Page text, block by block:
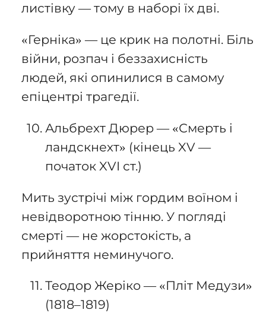
листівку — тому в наборі їх дві.
«Герніка» — це крик на полотні. Біль
війни, розпач і беззахисність
людей, які опинилися в самому
епіцентрі трагедії.
Альбрехт Дюрер — «Смерть і
ландскнехт» (кінець XV —
початок XVI ст.)
Мить зустрічі між гордим воїном і
невідворотною тінню. У погляді
смерті — не жорстокість, а
прийняття неминучого.
Теодор Жеріко — «Пліт Медузи»
(1818–1819)